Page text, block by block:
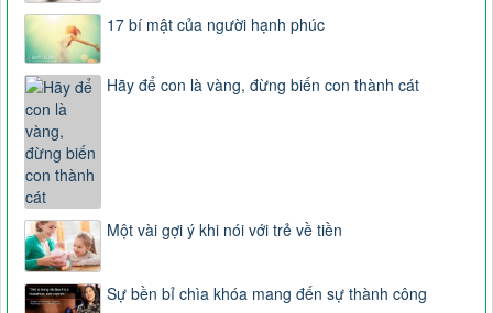
17 bí mật của người hạnh phúc
Hãy để con là vàng, đừng biến con thành cát
Một vài gợi ý khi nói với trẻ về tiền
Sự bền bỉ chìa khóa mang đến sự thành công